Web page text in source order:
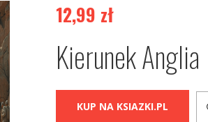
12,99 zł
Kierunek Anglia
KUP NA KSIAZKI.PL